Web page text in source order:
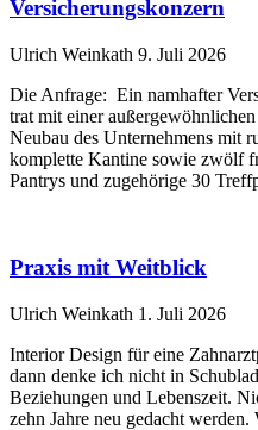
Versicherungskonzern
Ulrich Weinkath 9. Juli 2026
Die Anfrage: Ein namhafter
trat mit einer
Neubau des Unternehmens mit
komplette Kantine sowie zwölf
Pantrys und zugehörige 30
Praxis mit Weitblick
Ulrich Weinkath 1. Juli 2026
Interior Design für eine
dann denke ich nicht in
Beziehungen und Lebenszeit.
zehn Jahre neu gedacht werden.